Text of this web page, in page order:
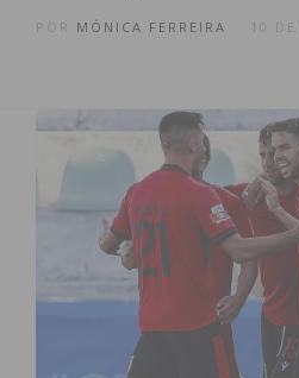
MÓNICA FERREIRA 10